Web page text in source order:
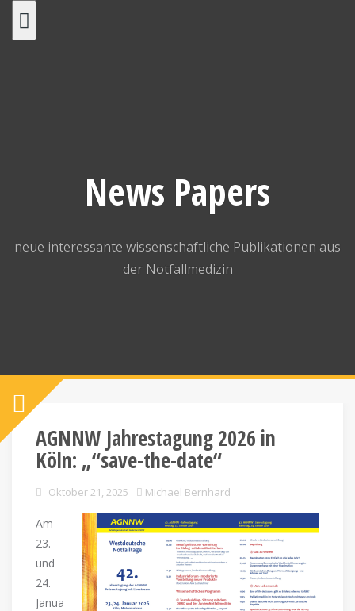
News Papers
neue interessante wissenschaftliche Publikationen aus
der Notfallmedizin
AGNNW Jahrestagung 2026 in
Köln: „“save-the-date“
Oktober 21, 2025 Michael Bernhard
Am
23.
und
24.
Janua